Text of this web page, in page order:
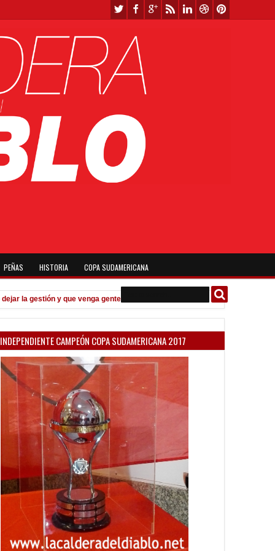
PEÑAS HISTORIA COPA SUDAMERICANA
gestión y que venga gente nueva" Todo confirmado en la Copa
INDEPENDIENTE CAMPEÓN COPA SUDAMERICANA 2017